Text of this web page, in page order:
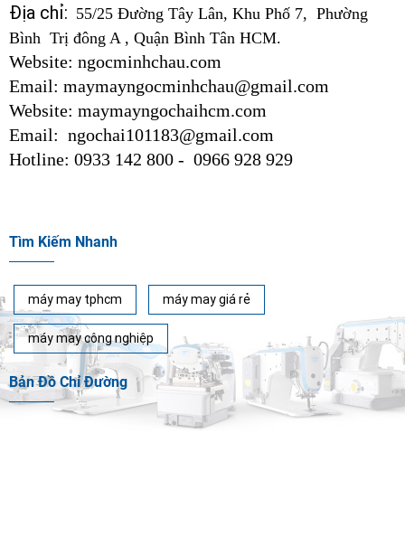
Địa chỉ: 55/25 Đường Tây Lân, Khu Phố 7, Phường
Bình Trị đông A , Quận Bình Tân HCM.
Website: ngocminhchau.com
Email: maymayngocminhchau@gmail.com
Website: maymayngochaihcm.com
Email: ngochai101183@gmail.com
Hotline: 0933 142 800 - 0966 928 929
Tìm Kiếm Nhanh
máy may tphcm máy may giá rẻ
máy may công nghiệp
Bản Đồ Chỉ Đường